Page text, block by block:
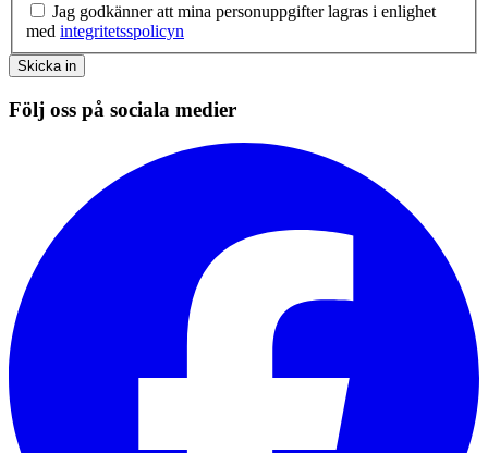
Jag godkänner att mina personuppgifter lagras i enlighet
med integritetsspolicyn
Skicka in
Följ oss på sociala medier